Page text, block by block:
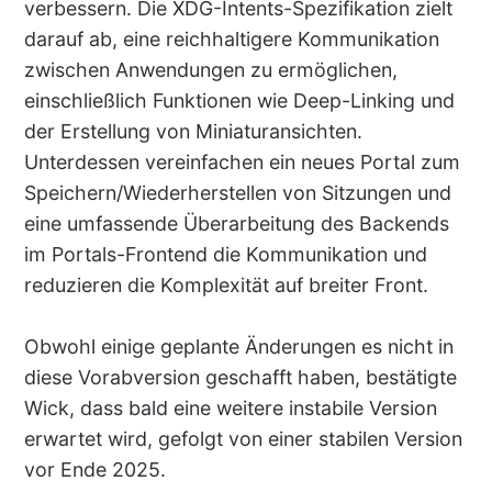
verbessern. Die XDG-Intents-Spezifikation zielt
darauf ab, eine reichhaltigere Kommunikation
zwischen Anwendungen zu ermöglichen,
einschließlich Funktionen wie Deep-Linking und
der Erstellung von Miniaturansichten.
Unterdessen vereinfachen ein neues Portal zum
Speichern/Wiederherstellen von Sitzungen und
eine umfassende Überarbeitung des Backends
im Portals-Frontend die Kommunikation und
reduzieren die Komplexität auf breiter Front.
Obwohl einige geplante Änderungen es nicht in
diese Vorabversion geschafft haben, bestätigte
Wick, dass bald eine weitere instabile Version
erwartet wird, gefolgt von einer stabilen Version
vor Ende 2025.